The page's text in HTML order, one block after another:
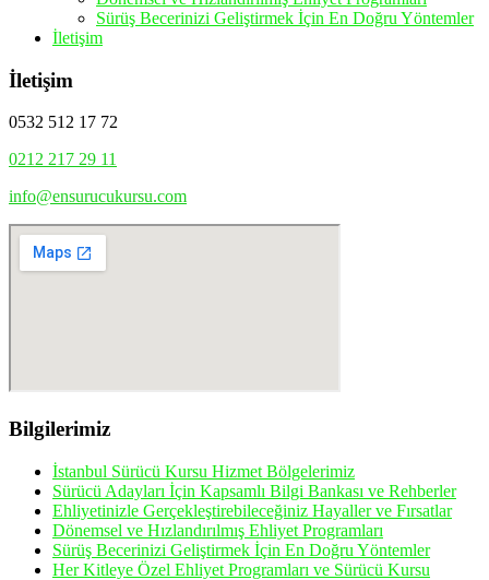
Sürüş Becerinizi Geliştirmek İçin En Doğru Yöntemler
İletişim
İletişim
0532 512 17 72
0212 217 29 11
info@ensurucukursu.com
Bilgilerimiz
İstanbul Sürücü Kursu Hizmet Bölgelerimiz
Sürücü Adayları İçin Kapsamlı Bilgi Bankası ve Rehberler
Ehliyetinizle Gerçekleştirebileceğiniz Hayaller ve Fırsatlar
Dönemsel ve Hızlandırılmış Ehliyet Programları
Sürüş Becerinizi Geliştirmek İçin En Doğru Yöntemler
Her Kitleye Özel Ehliyet Programları ve Sürücü Kursu